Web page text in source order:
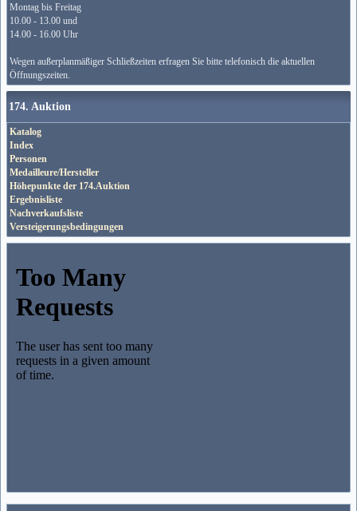
Montag bis Freitag
10.00 - 13.00 und
14.00 - 16.00 Uhr
Wegen außerplanmäßiger Schließzeiten erfragen Sie bitte telefonisch die aktuellen
Öffnungszeiten.
174. Auktion
Katalog
Index
Personen
Medailleure/Hersteller
Höhepunkte der 174.Auktion
Ergebnisliste
Nachverkaufsliste
Versteigerungsbedingungen